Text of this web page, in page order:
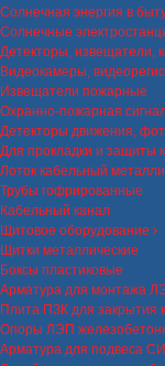
Солнечная энергия в
Солнечные
Детекторы, извещатели,
Видеокамеры,
Извещатели пожарные
Охранно-пожарная
Детекторы движения,
Для прокладки и защиты
Лоток кабельный
Трубы гофрированные
Кабельный канал
Щитовое оборудование
Щитки металлические
Боксы пластиковые
Арматура для монтажа
Плита ПЗК для закрытия
Опоры ЛЭП
Арматура для подвеса